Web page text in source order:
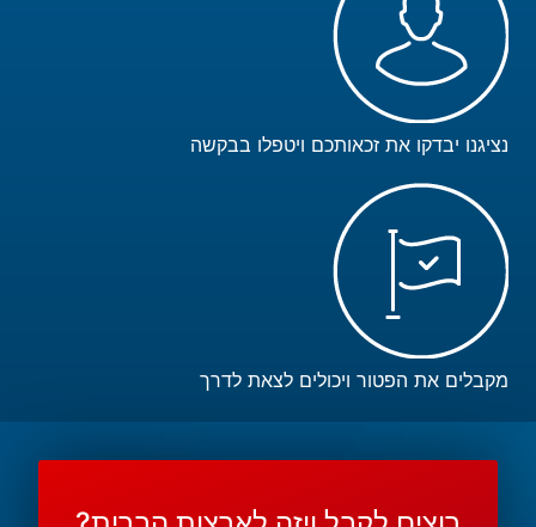
נציגנו יבדקו את זכאותכם ויטפלו בבקשה
מקבלים את הפטור ויכולים לצאת לדרך